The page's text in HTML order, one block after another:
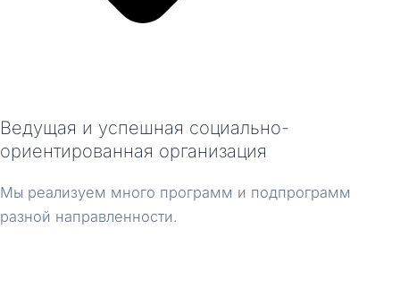
Ведущая и успешная социально-
ориентированная организация
Мы реализуем много программ и подпрограмм
разной направленности.